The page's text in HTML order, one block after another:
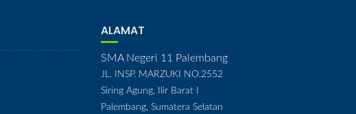
ALAMAT
SMA Negeri 11 Palembang
JL. INSP. MARZUKI NO.2552
Siring Agung, Ilir Barat I
Palembang, Sumatera Selatan